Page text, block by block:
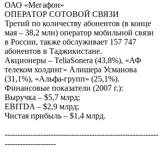
ОАО «Мегафон»
ОПЕРАТОР СОТОВОЙ СВЯЗИ
Третий по количеству абонентов (в конце
мая – 38,2 млн) оператор мобильной связи
в России, также обслуживает 157 747
абонентов в Таджикистане.
Акционеры – TeliaSonera (43,8%), «АФ
телеком холдинг» Алишера Усманова
(31,1%), «Альфа-групп» (25,1%).
Финансовые показатели (2007 г.):
Выручка – $5,7 млрд;
EBITDA – $2,9 млрд;
Чистая прибыль – $1,4 млрд.
------------------------------------------------------------
--------------------